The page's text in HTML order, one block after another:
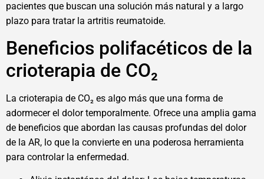
pacientes que buscan una solución más natural y a largo
plazo para tratar la artritis reumatoide.
Beneficios polifacéticos de la
crioterapia de CO₂
La crioterapia de CO₂ es algo más que una forma de
adormecer el dolor temporalmente. Ofrece una amplia gama
de beneficios que abordan las causas profundas del dolor
de la AR, lo que la convierte en una poderosa herramienta
para controlar la enfermedad.